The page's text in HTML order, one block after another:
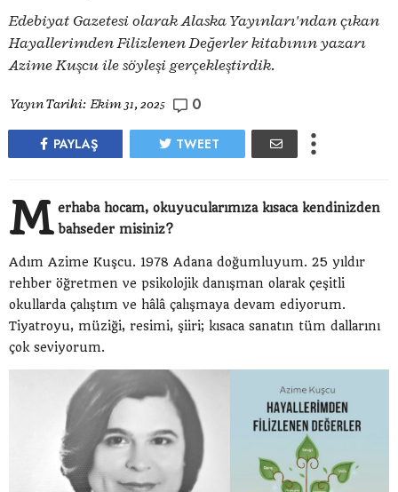
Edebiyat Gazetesi olarak Alaska Yayınları'ndan çıkan
Hayallerimden Filizlenen Değerler kitabının yazarı
Azime Kuşcu ile söyleşi gerçekleştirdik.
Yayın Tarihi: Ekim 31, 2025 0
PAYLAŞ TWEET
M erhaba hocam, okuyucularımıza kısaca kendinizden
bahseder misiniz?
Adım Azime Kuşcu. 1978 Adana doğumluyum. 25 yıldır
rehber öğretmen ve psikolojik danışman olarak çeşitli
okullarda çalıştım ve hâlâ çalışmaya devam ediyorum.
Tiyatroyu, müziği, resimi, şiiri; kısaca sanatın tüm dallarını
çok seviyorum.